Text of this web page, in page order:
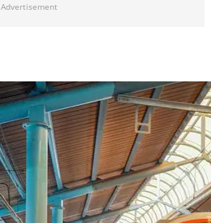
Advertisement